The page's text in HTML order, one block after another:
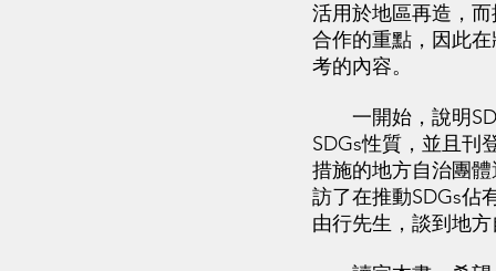
活用於地區再造，
合作的重點，因此
考的內容。
一開始，說明
SDGs性質，並且刊
措施的地方自治團
訪了在推動SDGs佔
由行先生，談到地